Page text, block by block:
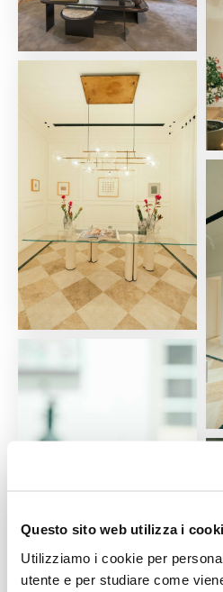
Questo sito web utilizza i
Utilizziamo i cookie per
utente e per studiare come